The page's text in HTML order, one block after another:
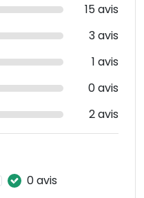
15 avis
3 avis
1 avis
0 avis
2 avis
0 avis